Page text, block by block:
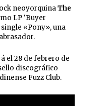
neoyorquinaThe
LP ‘Buyer
single «Pony», una
el 28 de febrero de
discográfico
Fuzz Club.